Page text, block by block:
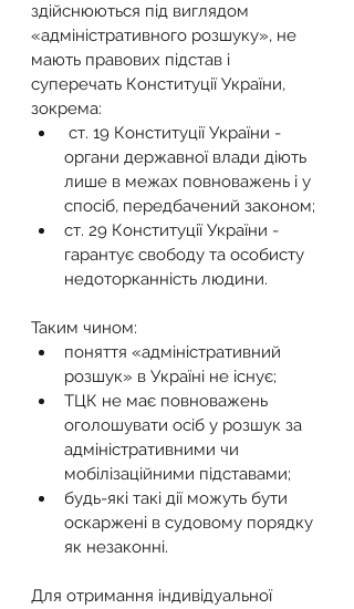
здійснюються під виглядом
«адміністративного розшуку», не
мають правових підстав і
суперечать Конституції України,
зокрема:
органи державної влади діють
лише в межах повноважень і у
спосіб, передбачений законом;
ст. 29 Конституції України -
гарантує свободу та особисту
недоторканність людини.
Таким чином:
поняття «адміністративний
розшук» в Україні не існує;
ТЦК не має повноважень
оголошувати осіб у розшук за
адміністративними чи
мобілізаційними підставами;
будь-які такі дії можуть бути
оскаржені в судовому порядку
як незаконні.
Для отримання індивідуальної